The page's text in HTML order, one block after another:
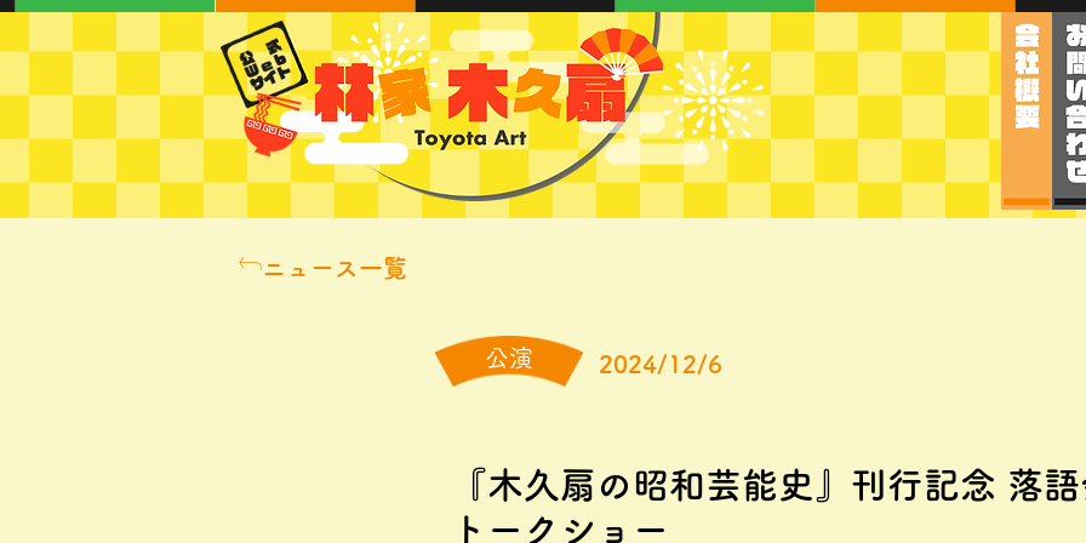
ニュース一覧
公演 2024/12/6
『木久扇の昭和芸能史』刊行記念 落
トークショー